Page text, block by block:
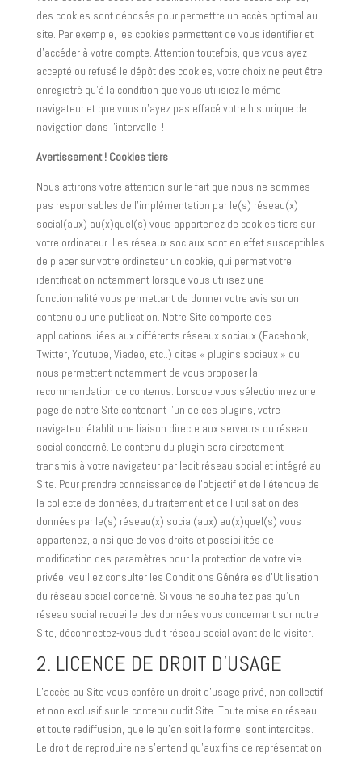
des cookies sont déposés pour permettre un accès optimal au
site. Par exemple, les cookies permettent de vous identifier et
d’accéder à votre compte. Attention toutefois, que vous ayez
accepté ou refusé le dépôt des cookies, votre choix ne peut être
enregistré qu’à la condition que vous utilisiez le même
navigateur et que vous n’ayez pas effacé votre historique de
navigation dans l’intervalle. !
Avertissement ! Cookies tiers
Nous attirons votre attention sur le fait que nous ne sommes
pas responsables de l’implémentation par le(s) réseau(x)
social(aux) au(x)quel(s) vous appartenez de cookies tiers sur
votre ordinateur. Les réseaux sociaux sont en effet susceptibles
de placer sur votre ordinateur un cookie, qui permet votre
identification notamment lorsque vous utilisez une
fonctionnalité vous permettant de donner votre avis sur un
contenu ou une publication. Notre Site comporte des
applications liées aux différents réseaux sociaux (Facebook,
Twitter, Youtube, Viadeo, etc..) dites « plugins sociaux » qui
nous permettent notamment de vous proposer la
recommandation de contenus. Lorsque vous sélectionnez une
page de notre Site contenant l’un de ces plugins, votre
navigateur établit une liaison directe aux serveurs du réseau
social concerné. Le contenu du plugin sera directement
transmis à votre navigateur par ledit réseau social et intégré au
Site. Pour prendre connaissance de l’objectif et de l’étendue de
la collecte de données, du traitement et de l’utilisation des
données par le(s) réseau(x) social(aux) au(x)quel(s) vous
appartenez, ainsi que de vos droits et possibilités de
modification des paramètres pour la protection de votre vie
privée, veuillez consulter les Conditions Générales d’Utilisation
du réseau social concerné. Si vous ne souhaitez pas qu’un
réseau social recueille des données vous concernant sur notre
Site, déconnectez-vous dudit réseau social avant de le visiter.
2. LICENCE DE DROIT D’USAGE
L’accès au Site vous confère un droit d’usage privé, non collectif
et non exclusif sur le contenu dudit Site. Toute mise en réseau
et toute rediffusion, quelle qu’en soit la forme, sont interdites.
Le droit de reproduire ne s’entend qu’aux fins de représentation